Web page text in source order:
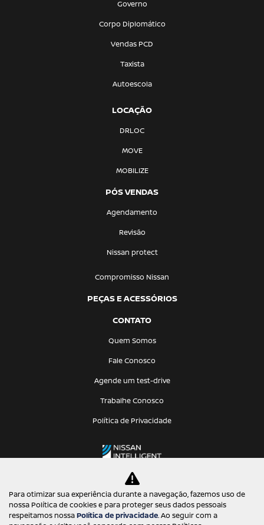
Governo
Corpo Diplomático
Vendas PCD
Taxista
Autoescola
LOCAÇÃO
DRLOC
MOVE
MOBILIZE
PÓS VENDAS
Agendamento
Revisão
Nissan protect
Compromisso Nissan
PEÇAS E ACESSÓRIOS
CONTATO
Quem Somos
Fale Conosco
Agende um test-drive
Trabalhe Conosco
Política de Privacidade
Desacelere. Seu bem maior é a vida.
Para otimizar sua experiência durante a navegação, fazemos uso de
nossa Política de cookies e para proteger seus dados pessoais
respeitamos nossaPolítica de privacidade. Ao seguir com a